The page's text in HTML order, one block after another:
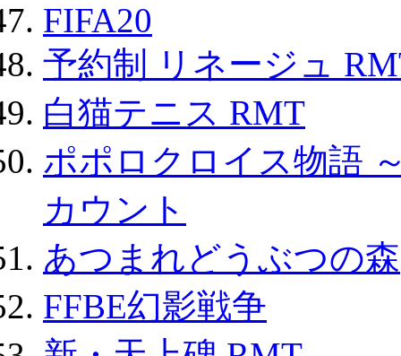
FIFA20
予約制 リネージュ
白猫テニス RMT
ポポロクロイス物語
カウント
あつまれどうぶつの森
FFBE幻影戦争